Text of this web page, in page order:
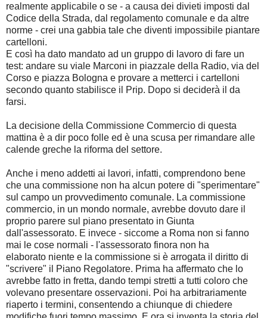
realmente applicabile o se - a causa dei divieti imposti dal
Codice della Strada, dal regolamento comunale e da altre
norme - crei una gabbia tale che diventi impossibile piantare
cartelloni.
E così ha dato mandato ad un gruppo di lavoro di fare un
test: andare su viale Marconi in piazzale della Radio, via del
Corso e piazza Bologna e provare a metterci i cartelloni
secondo quanto stabilisce il Prip. Dopo si deciderà il da
farsi.
La decisione della Commissione Commercio di questa
mattina è a dir poco folle ed è una scusa per rimandare alle
calende greche la riforma del settore.
Anche i meno addetti ai lavori, infatti, comprendono bene
che una commissione non ha alcun potere di "sperimentare"
sul campo un provvedimento comunale. La commissione
commercio, in un mondo normale, avrebbe dovuto dare il
proprio parere sul piano presentato in Giunta
dall'assessorato. E invece - siccome a Roma non si fanno
mai le cose normali - l'assessorato finora non ha
elaborato niente e la commissione si è arrogata il diritto di
"scrivere" il Piano Regolatore. Prima ha affermato che lo
avrebbe fatto in fretta, dando tempi stretti a tutti coloro che
volevano presentare osservazioni. Poi ha arbitrariamente
riaperto i termini, consentendo a chiunque di chiedere